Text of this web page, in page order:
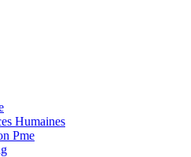
Humaines
Pme